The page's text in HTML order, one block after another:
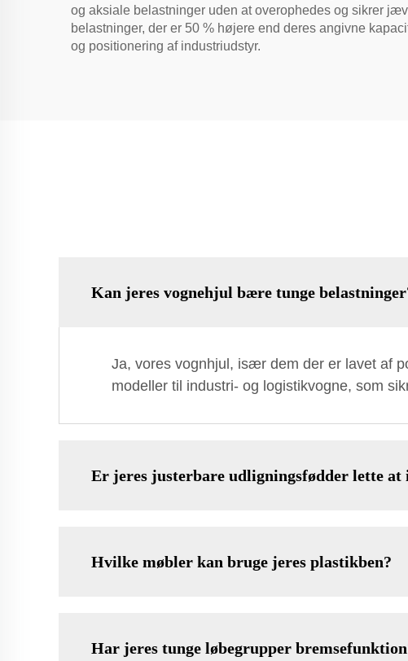
og aksiale belastninger uden at overophedes og sikrer
belastninger, der er 50 % højere end deres angivne
og positionering af industriudstyr.
Kan jeres vognehjul bære tunge
Ja, vores vognhjul, især dem der er lavet af
modeller til industri- og logistikvogne, som
Er jeres justerbare udligningsfødder lette at
Hvilke møbler kan bruge jeres plastikben?
Har jeres tunge løbegrupper